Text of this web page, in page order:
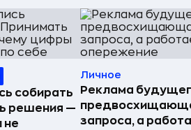
собирать
решения —
не
Личное
Реклама
запроса, а